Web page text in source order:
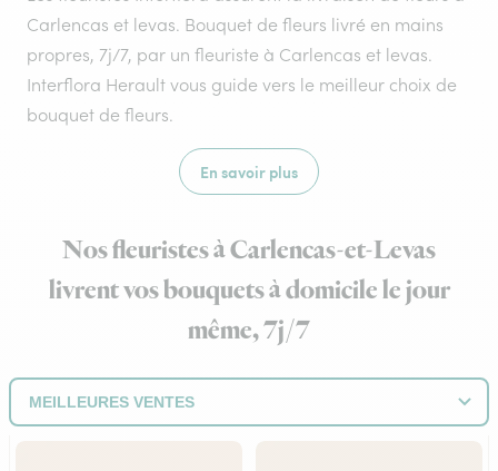
Carlencas et levas. Bouquet de fleurs livré en mains
propres, 7j/7, par un fleuriste à Carlencas et levas.
Interflora Herault vous guide vers le meilleur choix de
bouquet de fleurs.
En savoir plus
Nos fleuristes à Carlencas-et-Levas
livrent vos bouquets à domicile le jour
même, 7j/7